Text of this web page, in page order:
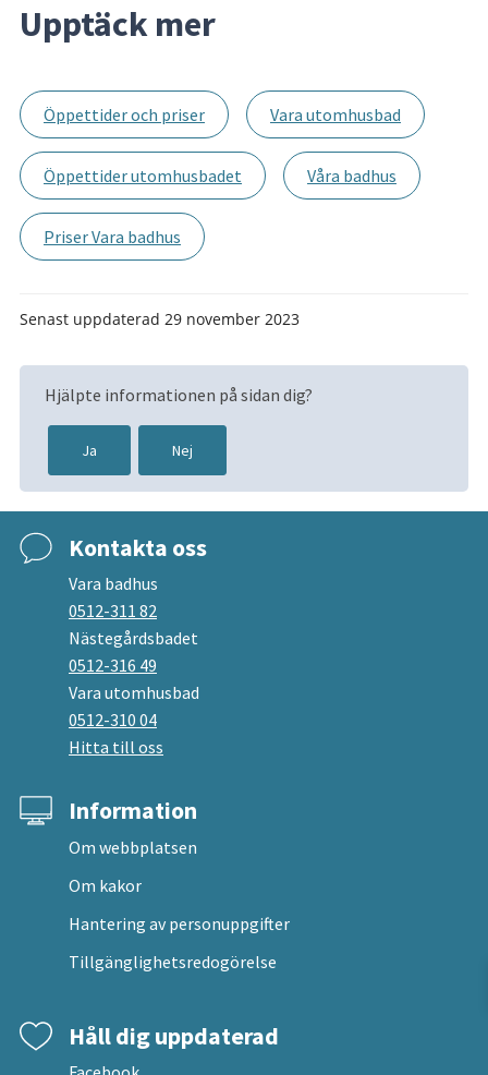
Upptäck mer
Öppettider och priser Vara utomhusbad
Öppettider utomhusbadet Våra badhus
Priser Vara badhus
Senast uppdaterad 29 november 2023
Hjälpte informationen på sidan dig?
Ja Nej
Kontakta oss
Vara badhus
0512-311 82
Nästegårdsbadet
0512-316 49
Vara utomhusbad
0512-310 04
Hitta till oss
Information
Om webbplatsen
Om kakor
Hantering av personuppgifter
Tillgänglighetsredogörelse
Håll dig uppdaterad